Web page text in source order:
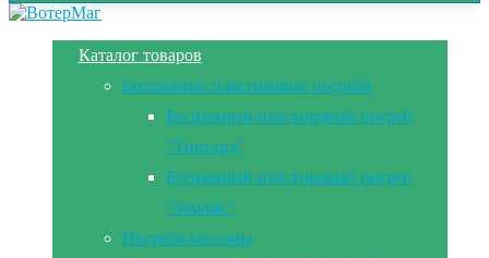
Каталог товаров
Бесшовные пластиковые погреба
Бесшовный пластиковый погреб
“Тингард”
Бесшовный пластиковый погреб
“Земляк”
Погреба-кессоны